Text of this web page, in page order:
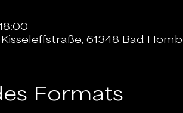
61348 Bad
Formats